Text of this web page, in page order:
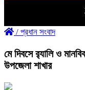
/ প্রধান সংবাদ
মে দিবসে র‍্যালি ও
উপজেলা শাখার